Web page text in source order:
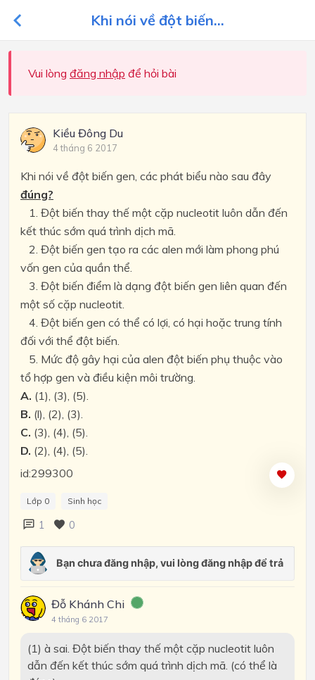
Khi nói về đột biến...
Vui lòng đăng nhập để hỏi bài
Kiều Đông Du
4 tháng 6 2017
Khi nói về đột biến gen, các phát biểu nào sau đây
đúng?
1. Đột biến thay thế một cặp nucleotit luôn dẫn đến
kết thúc sớm quá trình dịch mã.
2. Đột biến gen tạo ra các alen mới làm phong phú
vốn gen của quần thể.
3. Đột biến điểm là dạng đột biến gen liên quan đến
một số cặp nucleotit.
4. Đột biến gen có thể có lợi, có hại hoặc trung tính
đối với thể đột biến.
5. Mức độ gây hại của alen đột biến phụ thuộc vào
tổ hợp gen và điều kiện môi trường.
A. (1), (3), (5).
B. (l), (2), (3).
C. (3), (4), (5).
D. (2), (4), (5).
id:299300
Lớp 0 Sinh học
1 0
Đỗ Khánh Chi
4 tháng 6 2017
(1) à sai. Đột biến thay thế một cặp nucleotit luôn
dẫn đến kết thúc sớm quá trình dịch mã. (có thể là